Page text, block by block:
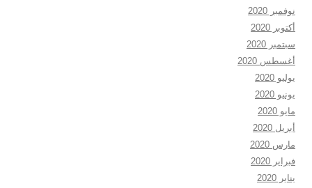
نوفمبر 2020
أكتوبر 2020
سبتمبر 2020
أغسطس 2020
يوليو 2020
يونيو 2020
مايو 2020
أبريل 2020
مارس 2020
فبراير 2020
يناير 2020